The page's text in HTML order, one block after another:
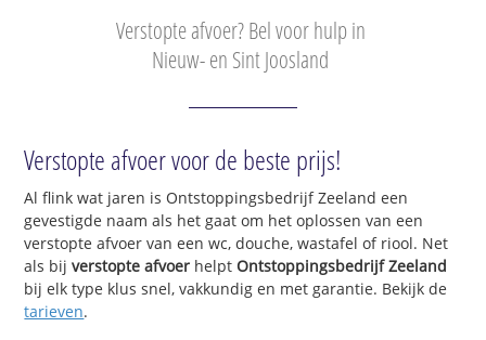
Verstopte afvoer? Bel voor hulp in
Nieuw- en Sint Joosland
Verstopte afvoer voor de beste prijs!
Al flink wat jaren is Ontstoppingsbedrijf Zeeland een
gevestigde naam als het gaat om het oplossen van een
verstopte afvoer van een wc, douche, wastafel of riool. Net
als bijverstopte afvoer helptOntstoppingsbedrijf Zeeland
bij elk type klus snel, vakkundig en met garantie. Bekijk de
tarieven.